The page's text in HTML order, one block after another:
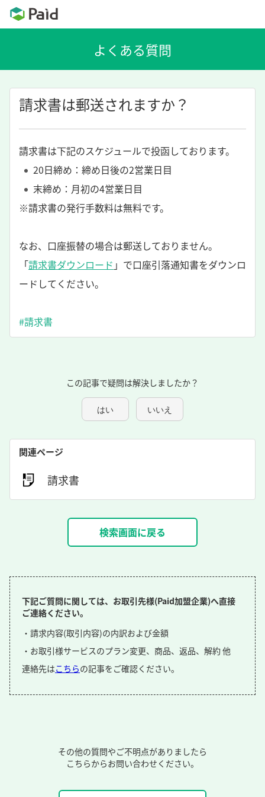
請求書は郵送されますか？
請求書は下記のスケジュールで投函しております。
20日締め：締め日後の2営業日目
末締め：月初の4営業日目
※請求書の発行手数料は無料です。
なお、口座振替の場合は郵送しておりません。
「請求書ダウンロード 」で口座引落通知書をダウンロ
ードしてください。
#請求書
この記事で疑問は解決しましたか？
はい いいえ
関連ページ
請求書
検索画面に戻る
下記ご質問に関しては、お取引先様(Paid加盟企業)へ直接
ご連絡ください。
・請求内容(取引内容)の内訳および金額
・お取引様サービスのプラン変更、商品、返品、解約 他
連絡先はこちらの記事をご確認ください。
その他の質問やご不明点がありましたら
こちらからお問い合わせください。